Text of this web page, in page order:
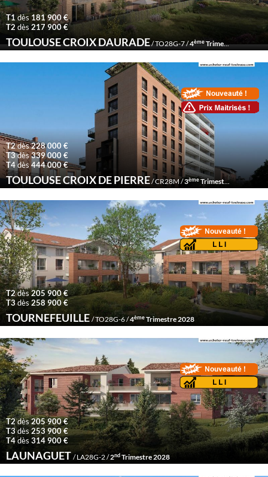
T1dès 181 900 €
T2 dès217 900 €
TOULOUSE CROIX DAURADE/ TO28G-7 /4èmeTrimestre 2028
T2dès228 000 €
T3dès339 000 €
T4dès444 000 €
TOULOUSE CROIX DE PIERRE/ CR28M /3èmeTrimestre 2028
T2dès205 900 €
T3dès 258 900 €
TOURNEFEUILLE / TO28G-6 /4èmeTrimestre 2028
T2dès205 900 €
T3dès253 900 €
T4dès314 900 €
LAUNAGUET / LA28G-2 /2ndTrimestre 2028